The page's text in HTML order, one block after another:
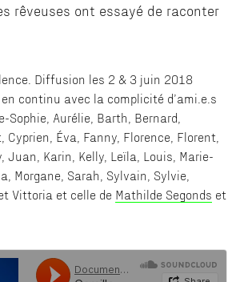
rêveuses ont essayé de raconter
Diffusion les 2 & 3 juin 2018
continu avec la complicité d’ami.e.s
Sophie, Aurélie, Barth, Bernard,
Cyprien, Éva, Fanny, Florence, Florent,
Juan, Karin, Kelly, Leïla, Louis, Marie-
Morgane, Sarah, Sylvain, Sylvie,
Vittoria et celle de Mathilde Segonds et